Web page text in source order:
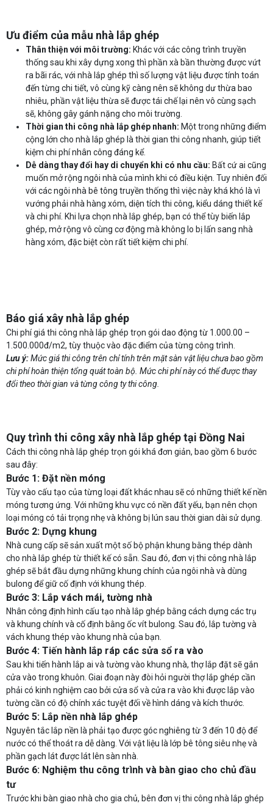
Ưu điểm của mẫu nhà lắp ghép
Thân thiện với môi trường: Khác với các công trình truyền
thống sau khi xây dựng xong thì phần xà bần thường được vứt
ra bãi rác, với nhà lắp ghép thì số lượng vật liệu được tính toán
đến từng chi tiết, vô cùng kỹ càng nên sẽ không dư thừa bao
nhiêu, phần vật liệu thừa sẽ được tái chế lại nên vô cùng sạch
sẽ, không gây gánh nặng cho môi trường.
Thời gian thi công nhà lắp ghép nhanh: Một trong những điểm
cộng lớn cho nhà lắp ghép là thời gian thi công nhanh, giúp tiết
kiệm chi phí nhân công đáng kể.
Dễ dàng thay đổi hay di chuyển khi có nhu cầu: Bất cứ ai cũng
muốn mở rộng ngôi nhà của mình khi có điều kiện. Tuy nhiên đối
với các ngôi nhà bê tông truyền thống thì việc này khá khó là vì
vướng phải nhà hàng xóm, diện tích thi công, kiểu dáng thiết kế
và chi phí. Khi lựa chọn nhà lắp ghép, bạn có thể tùy biến lắp
ghép, mở rộng vô cùng cơ động mà không lo bị lấn sang nhà
hàng xóm, đặc biệt còn rất tiết kiệm chi phí.
Báo giá xây nhà lắp ghép
Chi phí giá thi công nhà lắp ghép trọn gói dao động từ 1.000.00 –
1.500.000đ/m2, tùy thuộc vào đặc điểm của từng công trình.
Lưu ý:Mức giá thi công trên chỉ tính trên mặt sàn vật liệu chưa bao gồm
chi phí hoàn thiện tổng quát toàn bộ. Mức chi phí này có thể được thay
đổi theo thời gian và từng công ty thi công.
Quy trình thi công xây nhà lắp ghép tại Đồng Nai
Cách thi công nhà lắp ghép trọn gói khá đơn giản, bao gồm 6 bước
sau đây:
Bước 1: Đặt nền móng
Tùy vào cấu tạo của từng loại đất khác nhau sẽ có những thiết kế nền
móng tương ứng. Với những khu vực có nền đất yếu, bạn nên chọn
loại móng có tải trọng nhẹ và không bị lún sau thời gian dài sử dụng.
Bước 2: Dựng khung
Nhà cung cấp sẽ sản xuất một số bộ phận khung bằng thép dành
cho nhà lắp ghép từ thiết kế có sẵn. Sau đó, đơn vị thi công nhà lắp
ghép sẽ bắt đầu dựng những khung chính của ngôi nhà và dùng
bulong để giữ cố định với khung thép.
Bước 3: Lắp vách mái, tường nhà
Nhân công định hình cấu tạo nhà lắp ghép bằng cách dựng các trụ
và khung chính và cố định bằng ốc vít bulong. Sau đó, lắp tường và
vách khung thép vào khung nhà của bạn.
Bước 4: Tiến hành lắp ráp các sửa sổ ra vào
Sau khi tiến hành lắp ai và tường vào khung nhà, thợ lắp đặt sẽ gắn
cửa vào trong khuôn. Giai đoạn này đòi hỏi người thợ lắp ghép cần
phải có kinh nghiệm cao bởi cửa sổ và cửa ra vào khi được lắp vào
tường cần có độ chính xác tuyệt đối về hình dáng và kích thước.
Bước 5: Lắp nền nhà lắp ghép
Nguyên tắc lắp nền là phải tạo được góc nghiêng từ 3 đến 10 độ để
nước có thể thoát ra dễ dàng. Với vật liệu là lớp bê tông siêu nhẹ và
phần gạch lát được lát lên sàn nhà.
Bước 6: Nghiệm thu công trình và bàn giao cho chủ đầu
tư
Trước khi bàn giao nhà cho gia chủ, bên đơn vị thi công nhà lắp ghép